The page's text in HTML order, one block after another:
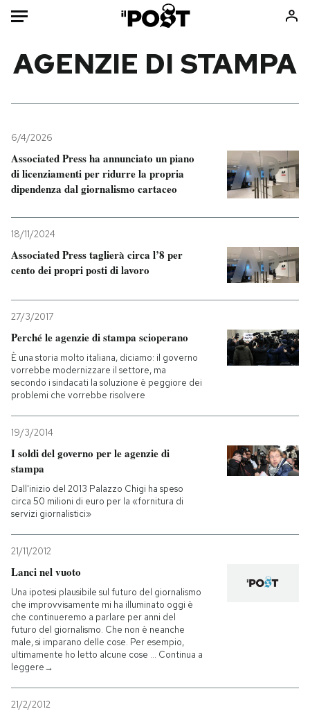
Mondo
Politica
Tecnologia
Internet
Scienza
Cultura
Economia
Sport
Consumismi
Storie/Idee
Ok Boomer!
Media
Altrecose
Mondiali calcio 2026
PODCAST
NEWSLETTER
I MIEI PREFERITI
SHOP
CALENDARIO
AREA PERSONALE
Entra
AGENZIE DI STAMPA
6/4/2026
Associated Press ha annunciato un piano
di licenziamenti per ridurre la propria
dipendenza dal giornalismo cartaceo
18/11/2024
Associated Press taglierà circa l’8 per
cento dei propri posti di lavoro
27/3/2017
Perché le agenzie di stampa scioperano
È una storia molto italiana, diciamo: il governo
vorrebbe modernizzare il settore, ma
secondo i sindacati la soluzione è peggiore dei
problemi che vorrebbe risolvere
19/3/2014
I soldi del governo per le agenzie di
stampa
Dall'inizio del 2013 Palazzo Chigi ha speso
circa 50 milioni di euro per la «fornitura di
servizi giornalistici»
21/11/2012
Lanci nel vuoto
Una ipotesi plausibile sul futuro del giornalismo
che improvvisamente mi ha illuminato oggi è
che continueremo a parlare per anni del
futuro del giornalismo. Che non è neanche
male, si imparano delle cose. Per esempio,
ultimamente ho letto alcune cose … Continua a
leggere→
21/2/2012